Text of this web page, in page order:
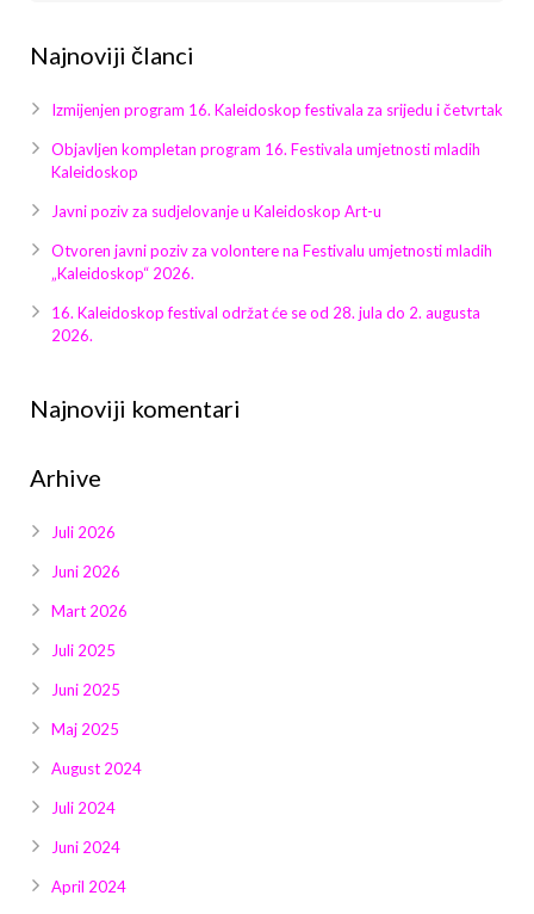
Najnoviji članci
Izmijenjen program 16. Kaleidoskop festivala za srijedu i četvrtak
Objavljen kompletan program 16. Festivala umjetnosti mladih
Kaleidoskop
Javni poziv za sudjelovanje u Kaleidoskop Art-u
Otvoren javni poziv za volontere na Festivalu umjetnosti mladih
„Kaleidoskop“ 2026.
16. Kaleidoskop festival održat će se od 28. jula do 2. augusta
2026.
Najnoviji komentari
Arhive
Juli 2026
Juni 2026
Mart 2026
Juli 2025
Juni 2025
Maj 2025
August 2024
Juli 2024
Juni 2024
April 2024